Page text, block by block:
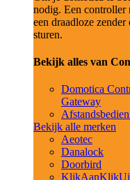
nodig. Een controller
een draadloze
sturen.
Bekijk alles van
Domotica
Gateway
Bekijk alle merken
Aeotec
Danalock
Doorbird